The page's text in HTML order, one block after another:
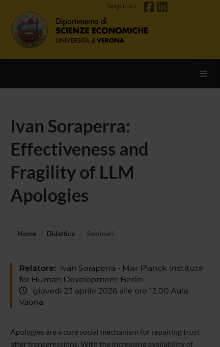
Segui su
Ivan Soraperra:
Effectiveness and
Fragility of LLM
Apologies
Home Didattica Seminari
Relatore: Ivan Soraperra - Max Planck Institute
for Human Development Berlin
giovedì 23 aprile 2026 alle ore 12.00 Aula
Vaona
Apologies are a core social mechanism for repairing trust
after transgressions. With the increasing availability of